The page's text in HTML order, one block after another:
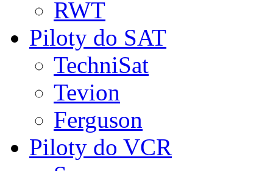
RWT
Piloty do SAT
TechniSat
Tevion
Ferguson
Piloty do VCR